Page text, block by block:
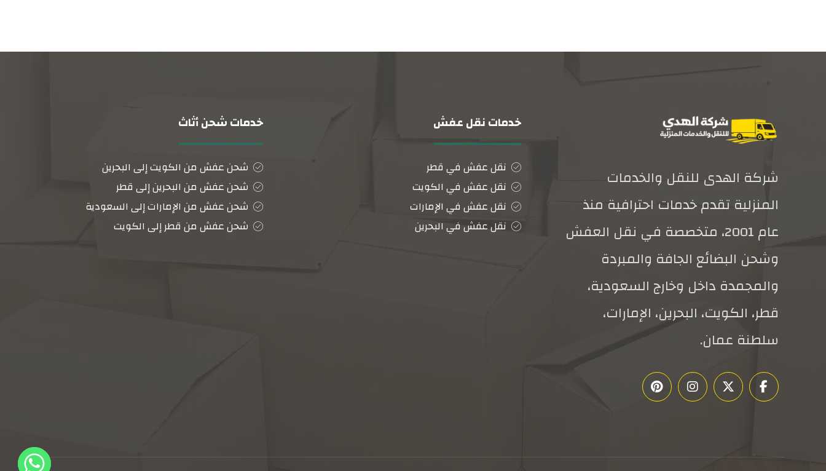
شركة الهدى للنقل والخدمات
المنزلية تقدم خدمات احترافية منذ
عام 2001، متخصصة في نقل العفش
وشحن البضائع الجافة والمبردة
والمجمدة داخل وخارج السعودية،
قطر، الكويت، البحرين، الإمارات،
سلطنة عمان.
خدمات نقل عفش
نقل عفش في قطر
نقل عفش في الكويت
نقل عفش في الإمارات
نقل عفش في البحرين
خدمات شحن أثاث
شحن عفش من الكويت إلى البحرين
شحن عفش من البحرين إلى قطر
شحن عفش من الإمارات إلى السعودية
شحن عفش من قطر إلى الكويت